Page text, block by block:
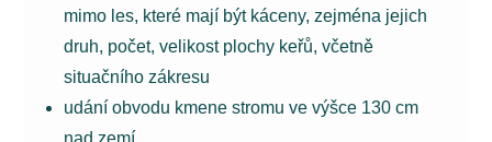
mimo les, které mají být káceny, zejména jejich
druh, počet, velikost plochy keřů, včetně
situačního zákresu
udání obvodu kmene stromu ve výšce 130 cm
nad zemí